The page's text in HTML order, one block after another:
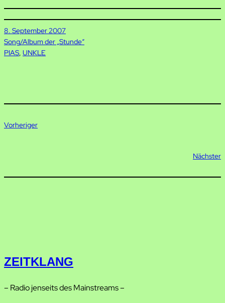
8. September 2007
Song/Album der „Stunde“
PIAS, UNKLE
Vorheriger
Nächster
ZEITKLANG
– Radio jenseits des Mainstreams –